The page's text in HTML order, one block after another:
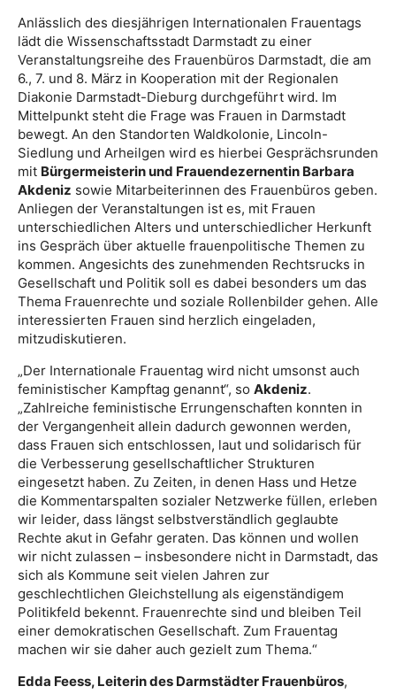
Anlässlich des diesjährigen Internationalen Frauentags
lädt die Wissenschaftsstadt Darmstadt zu einer
Veranstaltungsreihe des Frauenbüros Darmstadt, die am
6., 7. und 8. März in Kooperation mit der Regionalen
Diakonie Darmstadt-Dieburg durchgeführt wird. Im
Mittelpunkt steht die Frage was Frauen in Darmstadt
bewegt. An den Standorten Waldkolonie, Lincoln-
Siedlung und Arheilgen wird es hierbei Gesprächsrunden
mit Bürgermeisterin und Frauendezernentin Barbara
Akdeniz sowie Mitarbeiterinnen des Frauenbüros geben.
Anliegen der Veranstaltungen ist es, mit Frauen
unterschiedlichen Alters und unterschiedlicher Herkunft
ins Gespräch über aktuelle frauenpolitische Themen zu
kommen. Angesichts des zunehmenden Rechtsrucks in
Gesellschaft und Politik soll es dabei besonders um das
Thema Frauenrechte und soziale Rollenbilder gehen. Alle
interessierten Frauen sind herzlich eingeladen,
mitzudiskutieren.
„Der Internationale Frauentag wird nicht umsonst auch
feministischer Kampftag genannt“, so Akdeniz.
„Zahlreiche feministische Errungenschaften konnten in
der Vergangenheit allein dadurch gewonnen werden,
dass Frauen sich entschlossen, laut und solidarisch für
die Verbesserung gesellschaftlicher Strukturen
eingesetzt haben. Zu Zeiten, in denen Hass und Hetze
die Kommentarspalten sozialer Netzwerke füllen, erleben
wir leider, dass längst selbstverständlich geglaubte
Rechte akut in Gefahr geraten. Das können und wollen
wir nicht zulassen – insbesondere nicht in Darmstadt, das
sich als Kommune seit vielen Jahren zur
geschlechtlichen Gleichstellung als eigenständigem
Politikfeld bekennt. Frauenrechte sind und bleiben Teil
einer demokratischen Gesellschaft. Zum Frauentag
machen wir sie daher auch gezielt zum Thema.“
Edda Feess, Leiterin des Darmstädter Frauenbüros,